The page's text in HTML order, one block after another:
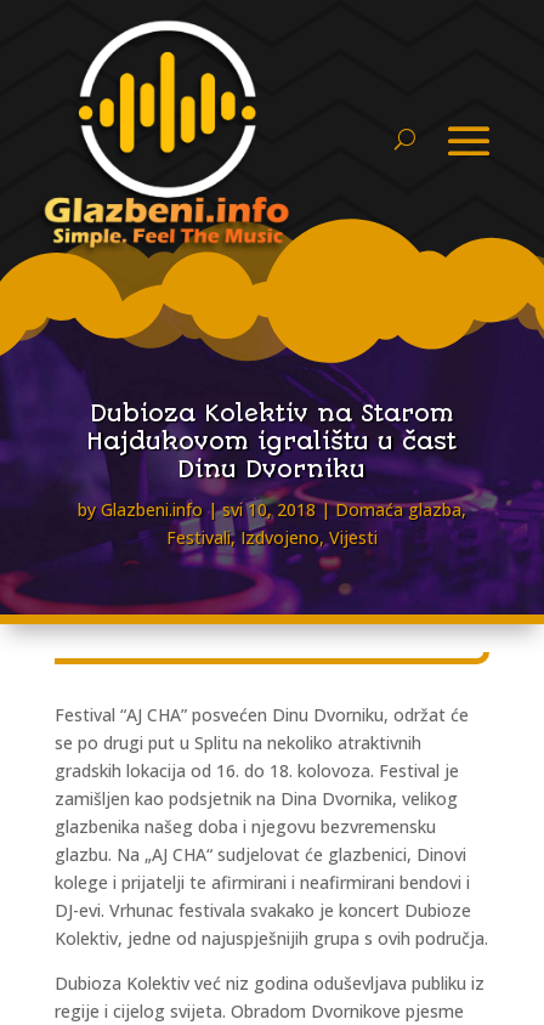
Dubioza Kolektiv na Starom
Hajdukovom igralištu u čast
Dinu Dvorniku
byGlazbeni.info svi 10, 2018 Domaća glazba,
Festivali,Izdvojeno,Vijesti
Festival “AJ CHA” posvećen Dinu Dvorniku, održat će
se po drugi put u Splitu na nekoliko atraktivnih
gradskih lokacija od 16. do 18. kolovoza. Festival je
zamišljen kao podsjetnik na Dina Dvornika, velikog
glazbenika našeg doba i njegovu bezvremensku
glazbu. Na „AJ CHA“ sudjelovat će glazbenici, Dinovi
kolege i prijatelji te afirmirani i neafirmirani bendovi i
DJ-evi. Vrhunac festivala svakako je koncert Dubioze
Kolektiv, jedne od najuspješnijih grupa s ovih područja.
Dubioza Kolektiv već niz godina oduševljava publiku iz
regije i cijelog svijeta. Obradom Dvornikove pjesme